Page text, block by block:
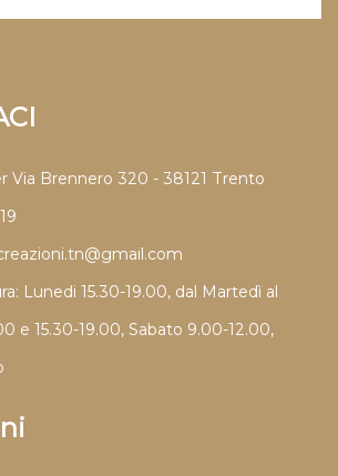
Via Brennero 320 - 38121 Trento
Lunedi 15.30-19.00, dal Martedì al
e 15.30-19.00, Sabato 9.00-12.00,